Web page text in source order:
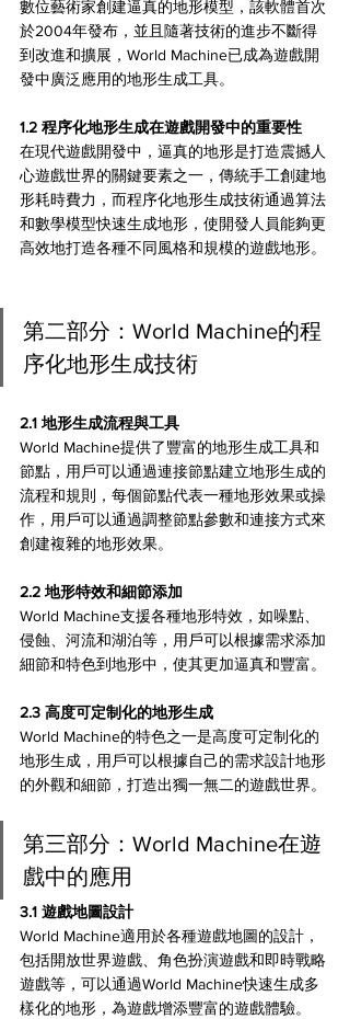
數位藝術家創建逼真的地形模型，該軟體首次
於2004年發布，並且隨著技術的進步不斷得
到改進和擴展，World Machine已成為遊戲開
發中廣泛應用的地形生成工具。
1.2 程序化地形生成在遊戲開發中的重要性
在現代遊戲開發中，逼真的地形是打造震撼人
心遊戲世界的關鍵要素之一，傳統手工創建地
形耗時費力，而程序化地形生成技術通過算法
和數學模型快速生成地形，使開發人員能夠更
高效地打造各種不同風格和規模的遊戲地形。
第二部分：World Machine的程
序化地形生成技術
2.1 地形生成流程與工具
World Machine提供了豐富的地形生成工具和
節點，用戶可以通過連接節點建立地形生成的
流程和規則，每個節點代表一種地形效果或操
作，用戶可以通過調整節點參數和連接方式來
創建複雜的地形效果。
2.2 地形特效和細節添加
World Machine支援各種地形特效，如噪點、
侵蝕、河流和湖泊等，用戶可以根據需求添加
細節和特色到地形中，使其更加逼真和豐富。
2.3 高度可定制化的地形生成
World Machine的特色之一是高度可定制化的
地形生成，用戶可以根據自己的需求設計地形
的外觀和細節，打造出獨一無二的遊戲世界。
第三部分：World Machine在遊
戲中的應用
3.1 遊戲地圖設計
World Machine適用於各種遊戲地圖的設計，
包括開放世界遊戲、角色扮演遊戲和即時戰略
遊戲等，可以通過World Machine快速生成多
樣化的地形，為遊戲增添豐富的遊戲體驗。